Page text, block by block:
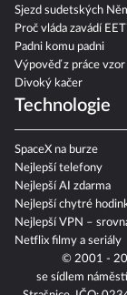
Sjezd sudetských
Proč vláda zavádí
Padni komu padni
Výpověď z práce vzor
Divoký kačer
Technologie
SpaceX na burze
Nejlepší telefony
Nejlepší AI zdarma
Nejlepší chytré
Nejlepší VPN –
Netflix filmy a seriály
© 2001 -
se sídlem